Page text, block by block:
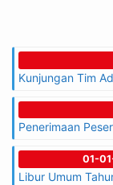
Kunjungan Tim
Penerimaan
01-
Libur Umum